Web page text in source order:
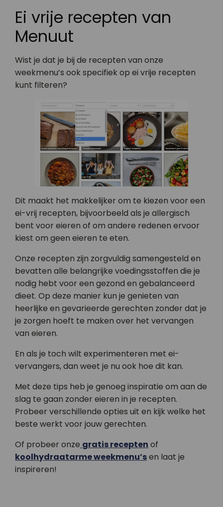
Ei vrije recepten van
Menuut
Wist je dat je bij de recepten van onze
weekmenu’s ook specifiek op ei vrije recepten
kunt filteren?
Dit maakt het makkelijker om te kiezen voor een
ei-vrij recepten, bijvoorbeeld als je allergisch
bent voor eieren of om andere redenen ervoor
kiest om geen eieren te eten.
Onze recepten zijn zorgvuldig samengesteld en
bevatten alle belangrijke voedingsstoffen die je
nodig hebt voor een gezond en gebalanceerd
dieet. Op deze manier kun je genieten van
heerlijke en gevarieerde gerechten zonder dat je
je zorgen hoeft te maken over het vervangen
van eieren.
En als je toch wilt experimenteren met ei-
vervangers, dan weet je nu ook hoe dit kan.
Met deze tips heb je genoeg inspiratie om aan de
slag te gaan zonder eieren in je recepten.
Probeer verschillende opties uit en kijk welke het
beste werkt voor jouw gerechten.
Of probeer onze gratis recepten of
koolhydraatarme weekmenu’sen laat je
inspireren!